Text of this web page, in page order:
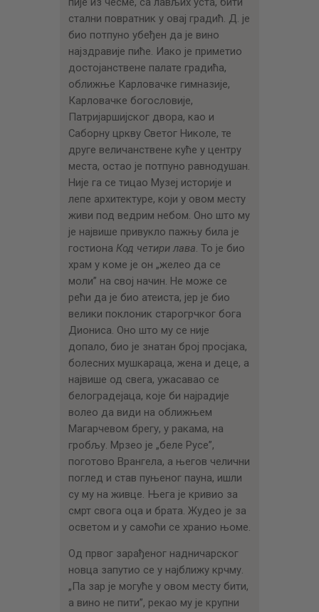
стални повратник у овај градић. Д. је
био потпуно убеђен да је вино
најздравије пиће. Иако је приметио
достојанствене палате градића,
оближње Карловачке гимназије,
Карловачке богословије,
Патријаршијског двора, као и
Саборну цркву Светог Николе, те
друге величанствене куће у центру
места, остао је потпуно равнодушан.
Није га се тицао Музеј историје и
лепе архитектуре, који у овом месту
живи под ведрим небом. Оно што му
је највише привукло пажњу била је
гостиона Код четири лава . То је био
храм у коме је он „желео да се
моли” на свој начин. Не може се
рећи да је био атеиста, јер је био
велики поклоник старогрчког бога
Диониса. Оно што му се није
допало, био је знатан број просјака,
болесних мушкараца, жена и деце, а
највише од свега, ужасавао се
белоградејаца, које би најрадије
волео да види на оближњем
Магарчевом брегу, у ракама, на
гробљу. Мрзео је „беле Русе”,
поготово Врангела, а његов челични
поглед и став пуњеног пауна, ишли
су му на живце. Њега је кривио за
смрт свога оца и брата. Жудео је за
осветом и у самоћи се хранио њоме.
Од првог зарађеног надничарског
новца запутио се у најближу крчму.
„Па зар је могуће у овом месту бити,
а вино не пити”, рекао му је крупни